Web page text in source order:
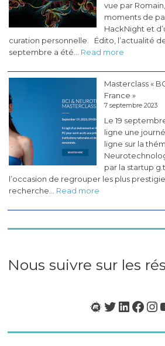
vue par
moments de
HackNight et
curation personnelle. Édito, l’actualité
septembre a été… Read more
du
CogLab
#5
2023)
Masterclass «
France »
7 septembre 2023
Le 19
ligne une
ligne sur la
par la startup
l’occasion de regrouper les plus
recherche… Read more
«
France
Nous suivre sur les
Meetup
Twitter